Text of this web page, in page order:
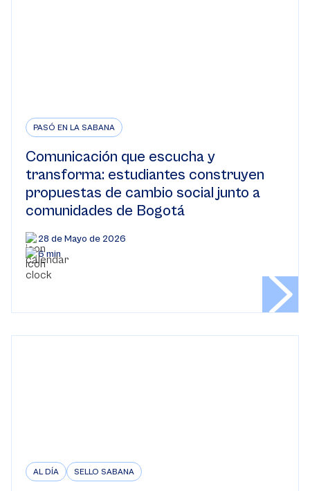
PASÓ EN LA SABANA
Comunicación que escucha y
transforma: estudiantes construyen
propuestas de cambio social junto a
comunidades de Bogotá
28 de Mayo de 2026
6 min
AL DÍA SELLO SABANA